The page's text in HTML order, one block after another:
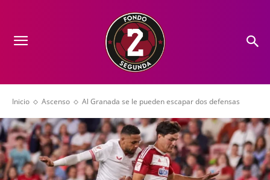
Inicio Ascenso Al Granada se le pueden escapar dos defensas